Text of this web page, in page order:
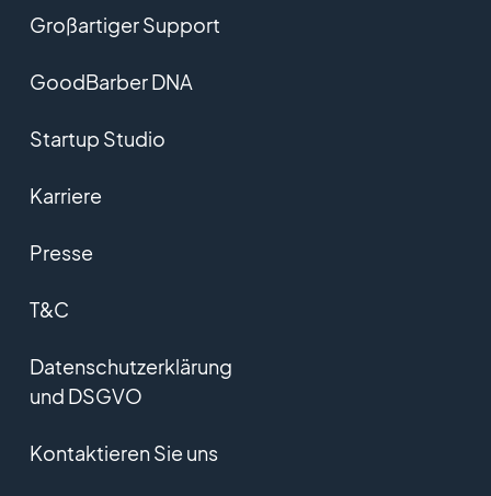
Großartiger Support
GoodBarber DNA
Startup Studio
Karriere
Presse
T&C
Datenschutzerklärung
und DSGVO
Kontaktieren Sie uns